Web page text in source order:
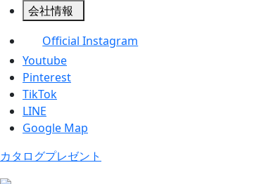
会社情報
Official Instagram
Youtube
Pinterest
TikTok
LINE
Google Map
カタログプレゼント